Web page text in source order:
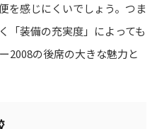
を感じにくいでしょう。つま
「装備の充実度」によっても
2008の後席の大きな魅力と